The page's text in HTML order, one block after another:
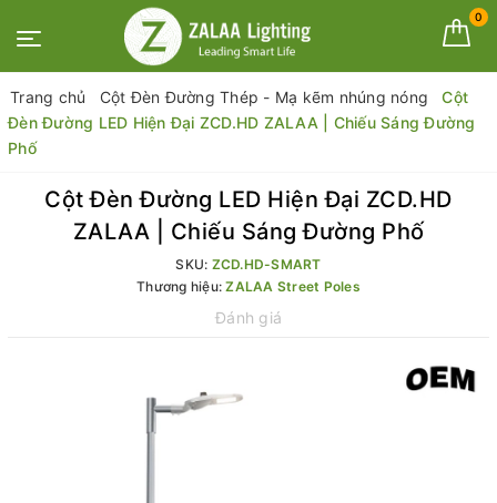
0
Trang chủ Cột Đèn Đường Thép - Mạ kẽm nhúng nóng
Cột
Đèn Đường LED Hiện Đại ZCD.HD ZALAA | Chiếu Sáng Đường
Phố
Cột Đèn Đường LED Hiện Đại ZCD.HD
ZALAA | Chiếu Sáng Đường Phố
SKU: ZCD.HD-SMART
Thương hiệu:ZALAA Street Poles
Đánh giá